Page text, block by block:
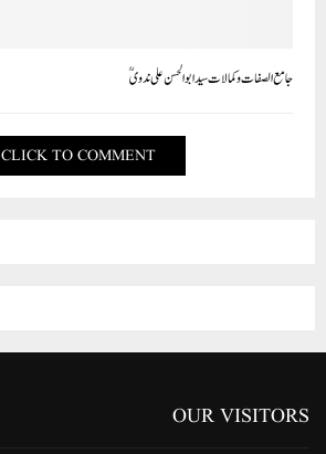
جامع الصفات و کمالات سید ابوالحسن علی ندویؒ
CLICK TO COMMENT
OUR VISITORS